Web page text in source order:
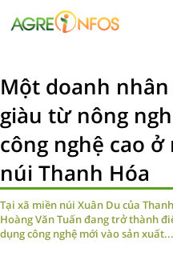
Một doanh
giàu từ nông
công nghệ cao ở
núi Thanh Hóa
Tại xã miền núi Xuân Du của
Hoàng Văn Tuấn đang trở thành
dụng công nghệ mới vào sản xuất...